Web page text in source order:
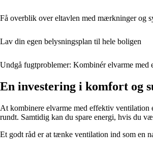
Få overblik over eltavlen med mærkninger og
Lav din egen belysningsplan til hele boligen
Undgå fugtproblemer: Kombinér elvarme med
En investering i komfort og
At kombinere elvarme med effektiv ventilation
rundt. Samtidig kan du spare energi, hvis du
Et godt råd er at tænke ventilation ind som en